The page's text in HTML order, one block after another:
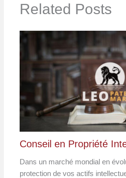
Related Posts
Conseil en Propriété
Dans un marché mondial en
protection de vos actifs